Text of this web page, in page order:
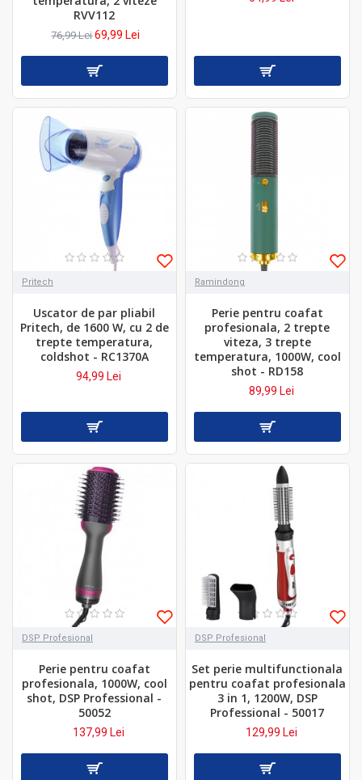
RVV112
76,99 Lei 69,99 Lei
Pritech
Uscator de par pliabil
Pritech, de 1600 W, cu 2 de
trepte temperatura,
coldshot - RC1370A
94,99 Lei
Ramindong
Perie pentru coafat
profesionala, 2 trepte
viteza, 3 trepte
temperatura, 1000W, cool
shot - RD158
89,99 Lei
DSP Profesional
Perie pentru coafat
profesionala, 1000W, cool
shot, DSP Professional -
50052
137,99 Lei
DSP Profesional
Set perie multifunctionala
pentru coafat profesionala
3 in 1, 1200W, DSP
Professional - 50017
129,99 Lei